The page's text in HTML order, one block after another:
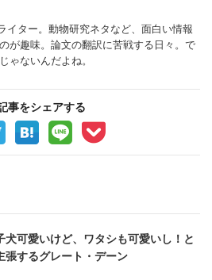
イター。動物研究ネタなど、面白い情報
が趣味。論文の翻訳に苦戦する日々。で
ゃないんだよね。
事をシェアする
犬可愛いけど、ワタシも可愛いし！と
張するグレート・デーン